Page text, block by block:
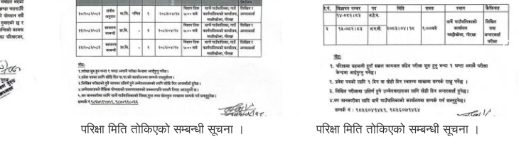
परिक्षा मिति तोकिएको सम्बन्धी सूचना । परिक्षा मिति तोकिएको सम्बन्धी सूचना ।